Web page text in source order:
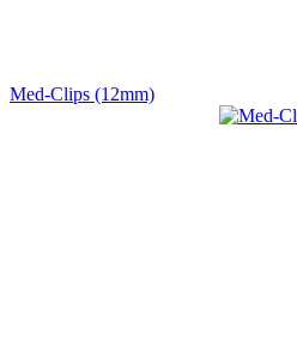
Med-Clips (12mm)